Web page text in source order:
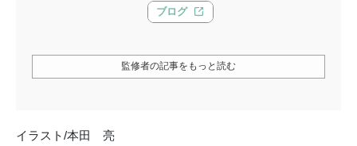
ブログ
監修者の記事をもっと読む
イラスト/本田 亮